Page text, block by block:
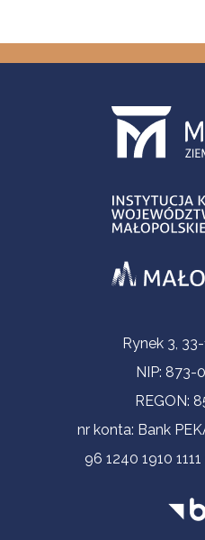
Informacje kontaktowe
Rynek 3,
NIP: 873-
REGON:
nr konta: Bank
96 1240 1910